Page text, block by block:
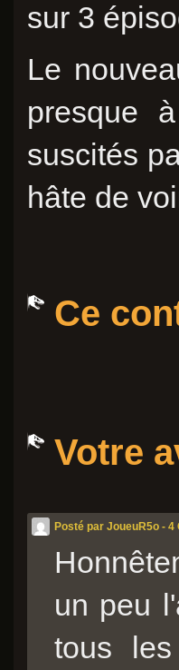
sur 3
Le
presque
suscités
hâte de
Ce
Votre
Posté par JoueuR5o - 4
un peu
tous